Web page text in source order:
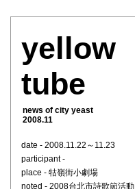
yellow
tube
news of city yeast
2008.11
date - 2008.11.22～11.23
participant -
place - 牯嶺街小劇場
noted - 2008台北市詩歌節活動